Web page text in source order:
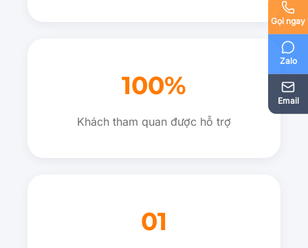
Gọi ngay
Zalo
Email
100%
Khách tham quan được hỗ trợ
01